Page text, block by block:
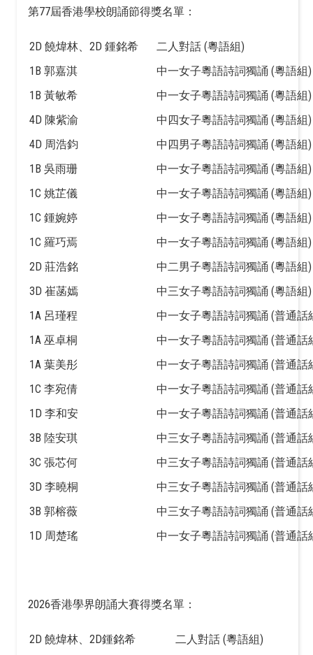
第77屆香港學校朗誦節得獎名單：
2D 饒煒林、2D 鍾銘希
二人對話 (粵語組)
1B 郭嘉淇
中一女子粵語詩詞獨誦 (粵語組)
1B 黃敏希
中一女子粵語詩詞獨誦 (粵語組)
4D 陳紫渝
中四女子粵語詩詞獨誦 (粵語組)
4D 周浩鈞
中四男子粵語詩詞獨誦 (粵語組)
1B 吳雨珊
中一女子粵語詩詞獨誦 (粵語組)
1C 姚芷儀
中一女子粵語詩詞獨誦 (粵語組)
1C 鍾婉婷
中一女子粵語詩詞獨誦 (粵語組)
1C 羅巧焉
中一女子粵語詩詞獨誦 (粵語組)
2D 莊浩銘
中二男子粵語詩詞獨誦 (粵語組)
3D 崔菡嫣
中三女子粵語詩詞獨誦 (粵語組)
1A 呂瑾程
中一女子粵語詩詞獨誦 (普通話
1A 巫卓桐
中一女子粵語詩詞獨誦 (普通話
1A 葉美彤
中一女子粵語詩詞獨誦 (普通話
1C 李宛倩
中一女子粵語詩詞獨誦 (普通話
1D 李和安
中一女子粵語詩詞獨誦 (普通話
3B 陸安琪
中三女子粵語詩詞獨誦 (普通話
3C 張芯何
中三女子粵語詩詞獨誦 (普通話
3D 李曉桐
中三女子粵語詩詞獨誦 (普通話
3B 郭榕薇
中三女子粵語詩詞獨誦 (普通話
1D 周楚瑤
中一女子粵語詩詞獨誦 (普通話
2026香港學界朗誦大賽得獎名單：
2D 饒煒林、2D鍾銘希
二人對話 (粵語組)